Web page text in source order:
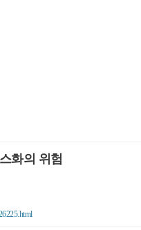
화의 위험